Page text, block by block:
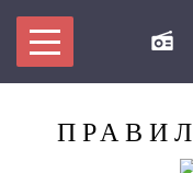
МЫ ПРОТИВ